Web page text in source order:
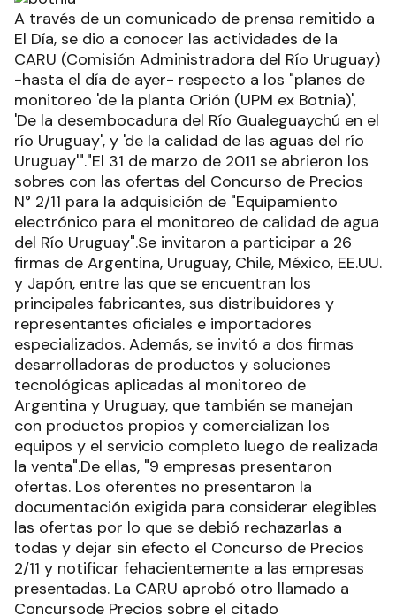
A través de un comunicado de prensa remitido a
El Día, se dio a conocer las actividades de la
CARU (Comisión Administradora del Río Uruguay)
-hasta el día de ayer- respecto a los "planes de
monitoreo 'de la planta Orión (UPM ex Botnia)',
'De la desembocadura del Río Gualeguaychú en el
río Uruguay', y 'de la calidad de las aguas del río
Uruguay'"."El 31 de marzo de 2011 se abrieron los
sobres con las ofertas del Concurso de Precios
N° 2/11 para la adquisición de "Equipamiento
electrónico para el monitoreo de calidad de agua
del Río Uruguay".Se invitaron a participar a 26
firmas de Argentina, Uruguay, Chile, México, EE.UU.
y Japón, entre las que se encuentran los
principales fabricantes, sus distribuidores y
representantes oficiales e importadores
especializados. Además, se invitó a dos firmas
desarrolladoras de productos y soluciones
tecnológicas aplicadas al monitoreo de
Argentina y Uruguay, que también se manejan
con productos propios y comercializan los
equipos y el servicio completo luego de realizada
la venta".De ellas, "9 empresas presentaron
ofertas. Los oferentes no presentaron la
documentación exigida para considerar elegibles
las ofertas por lo que se debió rechazarlas a
todas y dejar sin efecto el Concurso de Precios
2/11 y notificar fehacientemente a las empresas
presentadas. La CARU aprobó otro llamado a
Concursode Precios sobre el citado